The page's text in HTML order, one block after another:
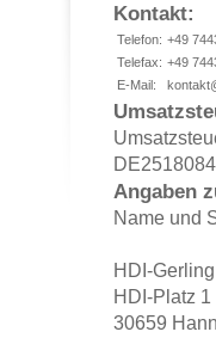
Kontakt:
Telefon: +49
Telefax: +49
E-Mail:
Angaben
Name und
HDI-
HDI-Platz 1
30659